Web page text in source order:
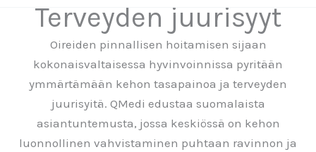
Terveyden juurisyyt
Oireiden pinnallisen hoitamisen sijaan
kokonaisvaltaisessa hyvinvoinnissa pyritään
ymmärtämään kehon tasapainoa ja terveyden
juurisyitä. QMedi edustaa suomalaista
asiantuntemusta, jossa keskiössä on kehon
luonnollinen vahvistaminen puhtaan ravinnon ja